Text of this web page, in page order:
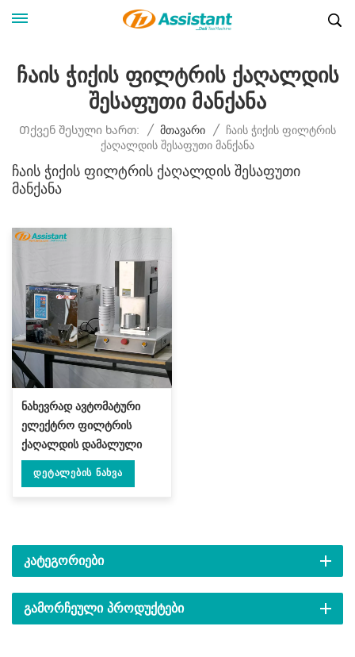
Ჩაის Ჭიქის Ფილტრის Ქაღალდის
Შესაფუთი Მანქანა
Თქვენ Შესული Ხართ: / Მთავარი / Ჩაის Ჭიქის Ფილტრის
Ქაღალდის Შესაფუთი Მანქანა
Ჩაის Ჭიქის Ფილტრის Ქაღალდის Შესაფუთი
Მანქანა
ნახევრად ავტომატური
ელექტრო ფილტრის
ქაღალდის დამალული
ჭიქის მანქანა ჩაისთვის
DL-DYCB-12
Დეტალების Ნახვა
ᲙᲐᲢᲔᲒᲝᲠᲘᲔᲑᲘ
ᲒᲐᲛᲝᲠᲩᲔᲣᲚᲘ ᲞᲠᲝᲓᲣᲥᲢᲔᲑᲘ